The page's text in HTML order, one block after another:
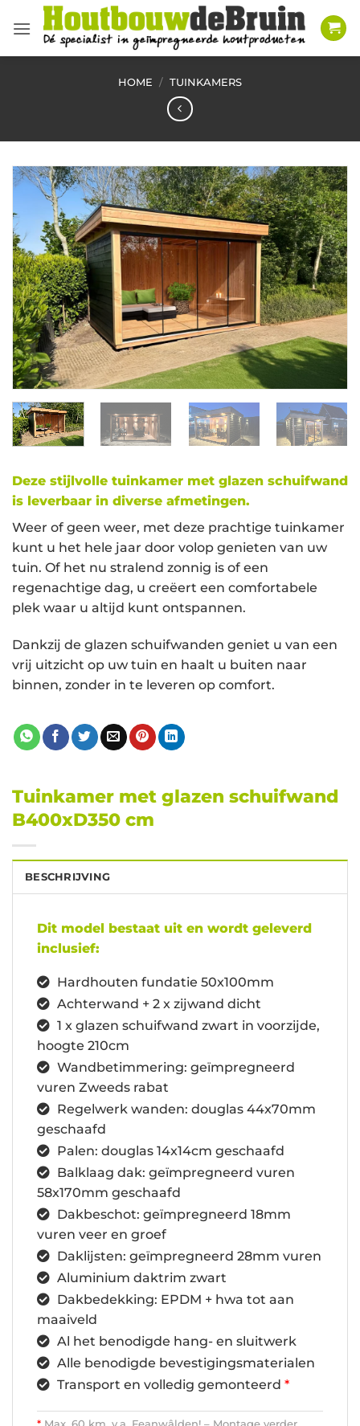
naar
HOME / TUINKAMERS
Deze stijlvolle tuinkamer met glazen schuifwand
is leverbaar in diverse afmetingen.
Weer of geen weer, met deze prachtige tuinkamer
kunt u het hele jaar door volop genieten van uw
tuin. Of het nu stralend zonnig is of een
regenachtige dag, u creëert een comfortabele
plek waar u altijd kunt ontspannen.
Dankzij de glazen schuifwanden geniet u van een
vrij uitzicht op uw tuin en haalt u buiten naar
binnen, zonder in te leveren op comfort.
Tuinkamer met glazen schuifwand
B400xD350 cm
BESCHRIJVING
Dit model bestaat uit en wordt geleverd
inclusief:
Hardhouten fundatie 50x100mm
Achterwand + 2 x zijwand dicht
1 x glazen schuifwand zwart in voorzijde,
hoogte 210cm
Wandbetimmering: geïmpregneerd
vuren Zweeds rabat
Regelwerk wanden: douglas 44x70mm
geschaafd
Palen: douglas 14x14cm geschaafd
Balklaag dak: geïmpregneerd vuren
58x170mm geschaafd
Dakbeschot: geïmpregneerd 18mm
vuren veer en groef
Daklijsten: geïmpregneerd 28mm vuren
Aluminium daktrim zwart
Dakbedekking: EPDM + hwa tot aan
maaiveld
Al het benodigde hang- en sluitwerk
Alle benodigde bevestigingsmaterialen
Transport en volledig gemonteerd *
* Max. 60 km. v.a. Feanwâlden! – Montage verder